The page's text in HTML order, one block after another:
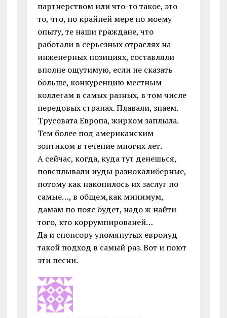
партнерством или что-то такое, это
то, что, по крайней мере по моему
опыту, те наши граждане, что
работали в серьезных отраслях на
инженерных позициях, составляли
вполне ощутимую, если не сказать
больше, конкуренцию местным
коллегам в самых разных, в том числе
передовых странах. Плавали, знаем.
Трусовата Европа, жирком заплыла.
Тем более под американским
зонтиком в течение многих лет.
А сейчас, когда, куда тут денешься,
повсплывали иуды разнокалиберные,
потому как накопилось их заслуг по
самые…, в общем,как минимум,
дамам по пояс будет, надо ж найти
того, кто коррумпированей…
Да и спонсору упомянутых евроиуд
такой подход в самый раз. Вот и поют
эти песни.